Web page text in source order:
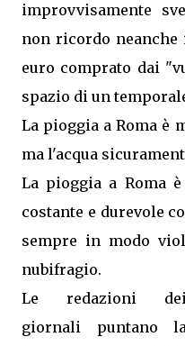
improvvisamente
non ricordo
euro comprato dai
spazio di un
La pioggia a Roma è
ma l'acqua
La pioggia a Roma
costante e durevole
sempre in modo
nubifragio.
Le redazioni
giornali puntano